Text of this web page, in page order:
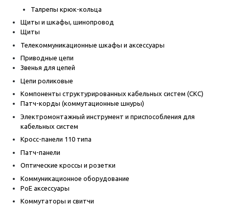
Талрепы крюк-кольца
Щиты и шкафы, шинопровод
Щиты
Телекоммуникационные шкафы и аксессуары
Приводные цепи
Звенья для цепей
Цепи роликовые
Компоненты структурированных кабельных систем (СКС)
Патч-корды (коммутационные шнуры)
Электромонтажный инструмент и приспособления для
кабельных систем
Кросс-панели 110 типа
Патч-панели
Оптические кроссы и розетки
Коммуникационное оборудование
PoE аксессуары
Коммутаторы и свитчи